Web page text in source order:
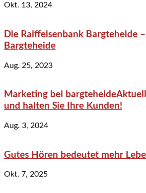
Okt. 13, 2024
Die Raiffeisenbank Bargteheide
Bargteheide
Aug. 25, 2023
Marketing bei
und halten Sie Ihre Kunden!
Aug. 3, 2024
Gutes Hören bedeutet mehr
Okt. 7, 2025